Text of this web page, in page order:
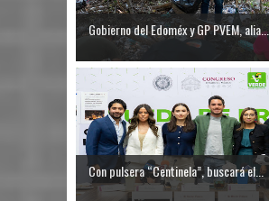
Gobierno del Edoméx y GP PVEM, alia...
Con pulsera “Centinela”, buscará el...